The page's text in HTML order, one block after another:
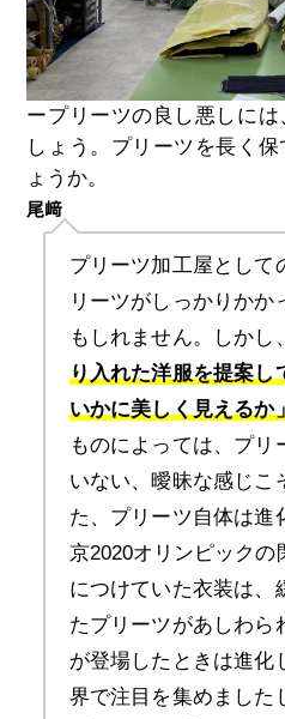
ープリーツの良し悪しに
しょう。プリーツを長く
ょうか。
尾﨑
プリーツ加工屋として
リーツがしっかりか
もしれません。しかし、
り入れた洋服を提案し
いかに美しく見えるか
ものによっては、プリ
いない、曖昧な感じこ
た、プリーツ自体は進
京2020オリンピックの
につけていた衣装は、
たプリーツがあしわら
が登場したときは進化
界で注目を集めました